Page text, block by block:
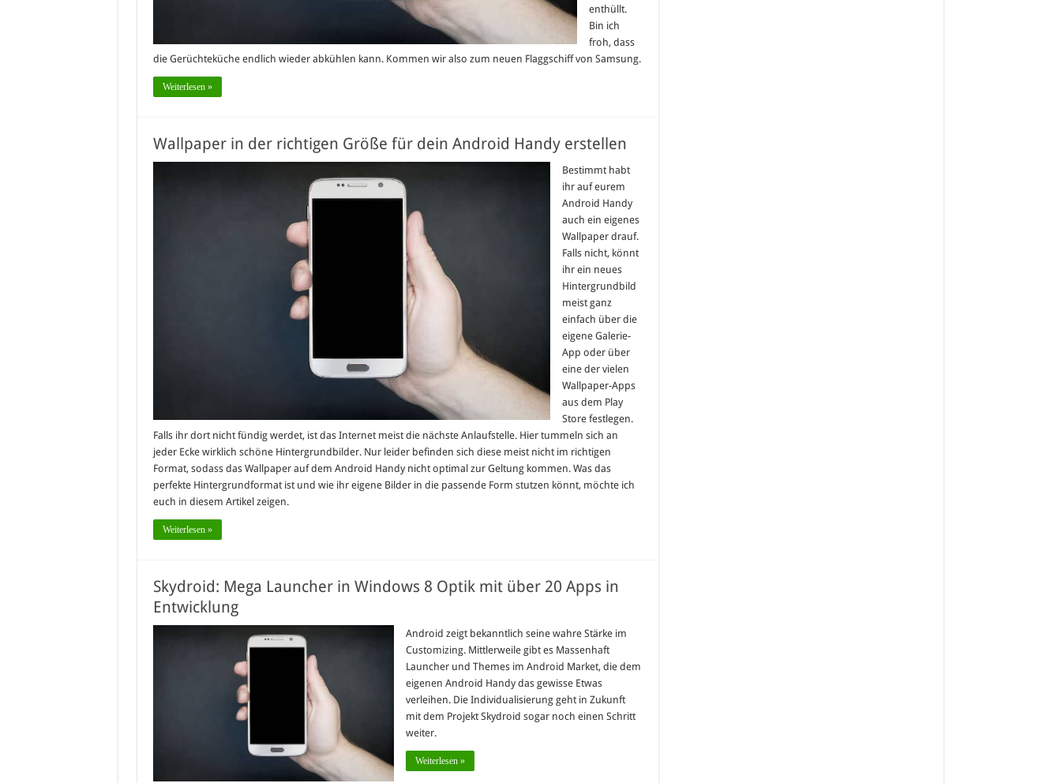
enthüllt.
Bin ich
froh, dass
die Gerüchteküche endlich wieder abkühlen kann. Kommen wir also zum neuen Flaggschiff von Samsung.
Weiterlesen »
Wallpaper in der richtigen Größe für dein Android Handy erstellen
Bestimmt habt
ihr auf eurem
Android Handy
auch ein eigenes
Wallpaper drauf.
Falls nicht, könnt
ihr ein neues
Hintergrundbild
meist ganz
einfach über die
eigene Galerie-
App oder über
eine der vielen
Wallpaper-Apps
aus dem Play
Store festlegen.
Falls ihr dort nicht fündig werdet, ist das Internet meist die nächste Anlaufstelle. Hier tummeln sich an
jeder Ecke wirklich schöne Hintergrundbilder. Nur leider befinden sich diese meist nicht im richtigen
Format, sodass das Wallpaper auf dem Android Handy nicht optimal zur Geltung kommen. Was das
perfekte Hintergrundformat ist und wie ihr eigene Bilder in die passende Form stutzen könnt, möchte ich
euch in diesem Artikel zeigen.
Weiterlesen »
Skydroid: Mega Launcher in Windows 8 Optik mit über 20 Apps in
Entwicklung
Android zeigt bekanntlich seine wahre Stärke im
Customizing. Mittlerweile gibt es Massenhaft
Launcher und Themes im Android Market, die dem
eigenen Android Handy das gewisse Etwas
verleihen. Die Individualisierung geht in Zukunft
mit dem Projekt Skydroid sogar noch einen Schritt
weiter.
Weiterlesen »